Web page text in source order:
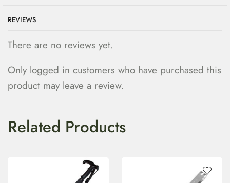
REVIEWS
There are no reviews yet.
Only logged in customers who have purchased this
product may leave a review.
Related Products